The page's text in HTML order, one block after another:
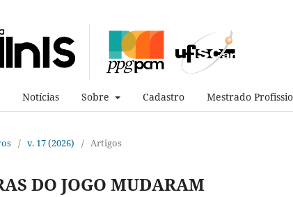
Notícias Sobre Cadastro Mestrado
/ v. 17 (2026) / Artigos
DO JOGO MUDARAM